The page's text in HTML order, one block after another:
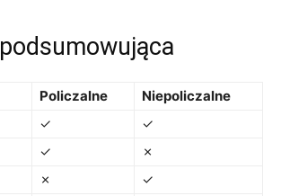
Policzalne
Niepoliczalne
✓
✓
✓
✗
✗
✓